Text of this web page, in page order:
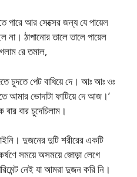
পারে আর সেক্সের জন্য যে পায়েল
না। ঠাপানোর তালে তালে পায়েল
রে তমাল,
চুদতে পেট বাধিয়ে দে। আঃ আঃ ওঃ
আমার ভোদাটা ফাটিয়ে দে আজ।’
বার চুদেচিলাম।
দুজনের দুটি শরীরের একটি
সময়ে অসময়ে জোড়া লেগে
নেই যা আমরা দুজন করি নি।